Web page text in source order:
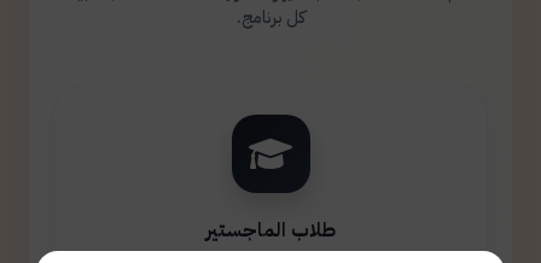
كل برنامج.
طلاب الماجستير